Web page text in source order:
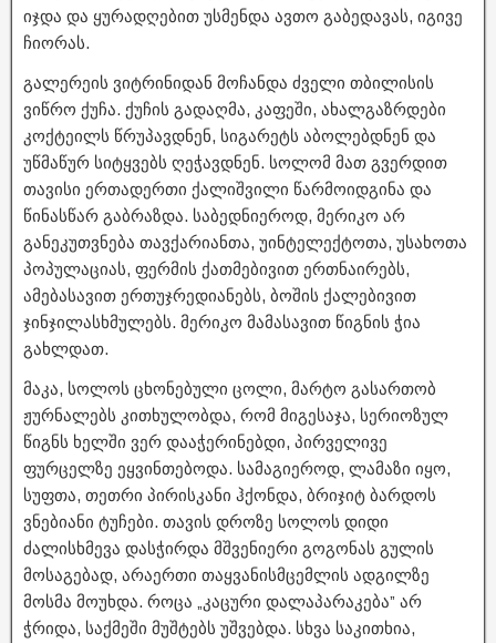
იჯდა და ყურადღებით უსმენდა ავთო გაბედავას, იგივე
ჩიორას.
გალერეის ვიტრინიდან მოჩანდა ძველი თბილისის
ვიწრო ქუჩა. ქუჩის გადაღმა, კაფეში, ახალგაზრდები
კოქტეილს წრუპავდნენ, სიგარეტს აბოლებდნენ და
უწმაწურ სიტყვებს ღეჭავდნენ. სოლომ მათ გვერდით
თავისი ერთადერთი ქალიშვილი წარმოიდგინა და
წინასწარ გაბრაზდა. საბედნიეროდ, მერიკო არ
განეკუთვნება თავქარიანთა, უინტელექტოთა, უსახოთა
პოპულაციას, ფერმის ქათმებივით ერთნაირებს,
ამებასავით ერთუჯრედიანებს, ბოშის ქალებივით
ჯინჯილასხმულებს. მერიკო მამასავით წიგნის ჭია
გახლდათ.
მაკა, სოლოს ცხონებული ცოლი, მარტო გასართობ
ჟურნალებს კითხულობდა, რომ მიგესაჯა, სერიოზულ
წიგნს ხელში ვერ დააჭერინებდი, პირველივე
ფურცელზე ეყვინთებოდა. სამაგიეროდ, ლამაზი იყო,
სუფთა, თეთრი პირისკანი ჰქონდა, ბრიჯიტ ბარდოს
ვნებიანი ტუჩები. თავის დროზე სოლოს დიდი
ძალისხმევა დასჭირდა მშვენიერი გოგონას გულის
მოსაგებად, არაერთი თაყვანისმცემლის ადგილზე
მოსმა მოუხდა. როცა „კაცური დალაპარაკება” არ
ჭრიდა, საქმეში მუშტებს უშვებდა. სხვა საკითხია,